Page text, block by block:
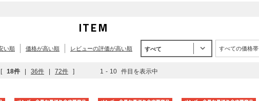
ITEM
い順 価格が高い順 レビューの評価が高い順 すべて すべての価格帯
[ 18件 | 36件 | 72件 ] 1 - 10 件目を表示中